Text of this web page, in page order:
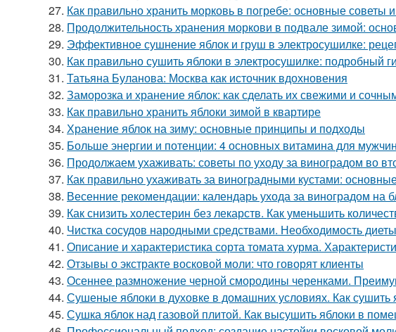
27. Как правильно хранить морковь в погребе: основные советы
28. Продолжительность хранения моркови в подвале зимой:
29. Эффективное сушнение яблок и груш в электросушилке:
30. Как правильно сушить яблоки в электросушилке: подробный
31. Татьяна Буланова: Москва как источник вдохновения
32. Заморозка и хранение яблок: как сделать их свежими и
33. Как правильно хранить яблоки зимой в квартире
34. Хранение яблок на зиму: основные принципы и подходы
35. Больше энергии и потенции: 4 основных витамина для
36. Продолжаем ухаживать: советы по уходу за виноградом во
37. Как правильно ухаживать за виноградными кустами:
38. Весенние рекомендации: календарь ухода за виноградом на
39. Как снизить холестерин без лекарств. Как уменьшить
40. Чистка сосудов народными средствами. Необходимость диеты
41. Описание и характеристика сорта томата хурма.
42. Отзывы о экстракте восковой моли: что говорят клиенты
43. Осеннее размножение черной смородины черенками.
44. Сушеные яблоки в духовке в домашних условиях. Как сушить
45. Сушка яблок над газовой плитой. Как высушить яблоки в